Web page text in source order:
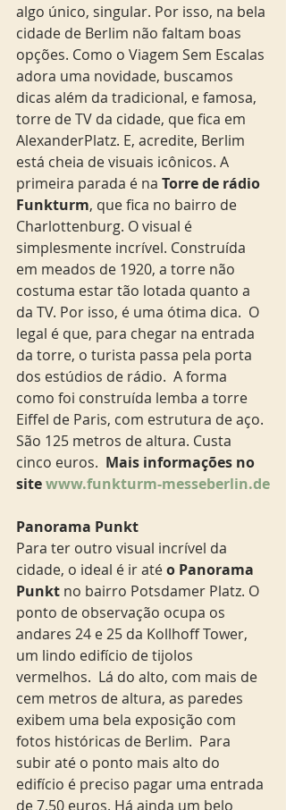
algo único, singular. Por isso, na bela
cidade de Berlim não faltam boas
opções. Como o Viagem Sem Escalas
adora uma novidade, buscamos
dicas além da tradicional, e famosa,
torre de TV da cidade, que fica em
AlexanderPlatz. E, acredite, Berlim
está cheia de visuais icônicos. A
primeira parada é na Torre de rádio
Funkturm, que fica no bairro de
Charlottenburg. O visual é
simplesmente incrível. Construída
em meados de 1920, a torre não
costuma estar tão lotada quanto a
da TV. Por isso, é uma ótima dica.  O
legal é que, para chegar na entrada
da torre, o turista passa pela porta
dos estúdios de rádio.  A forma
como foi construída lemba a torre
Eiffel de Paris, com estrutura de aço.
São 125 metros de altura. Custa
cinco euros. Mais informações no
site www.funkturm-messeberlin.de
Panorama Punkt
Para ter outro visual incrível da
cidade, o ideal é ir até o Panorama
Punkt no bairro Potsdamer Platz. O
ponto de observação ocupa os
andares 24 e 25 da Kollhoff Tower,
um lindo edifício de tijolos
vermelhos.  Lá do alto, com mais de
cem metros de altura, as paredes
exibem uma bela exposição com
fotos históricas de Berlim.  Para
subir até o ponto mais alto do
edifício é preciso pagar uma entrada
de 7,50 euros. Há ainda um belo